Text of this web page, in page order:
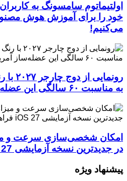
اولتیماتوم سامسونگ به
خود را برای آموزش هوش
می‌کنیم!
به مناسبت ۶۰ سالگی این عضله‌ساز آمریکایی
امکان شخصی‌سازی سرعت و
در جدیدترین نسخه آزمایشی iOS 27 فراهم شد
پیشنهاد ویژه